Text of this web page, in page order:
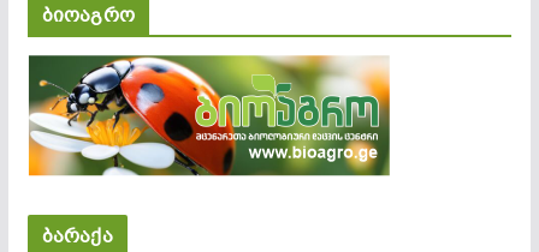
ბიოაგრო
ბარაქა